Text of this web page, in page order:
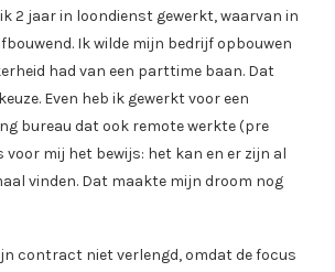
2 jaar in loondienst gewerkt, waarvan in
Ik wilde mijn bedrijf opbouwen
had van een parttime baan. Dat
Even heb ik gewerkt voor een
bureau dat ook remote werkte (pre
voor mij het bewijs: het kan en er zijn al
vinden. Dat maakte mijn droom nog
contract niet verlengd, omdat de focus